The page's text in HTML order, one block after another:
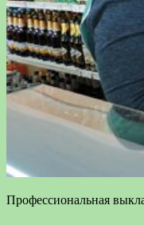
Профессиональная